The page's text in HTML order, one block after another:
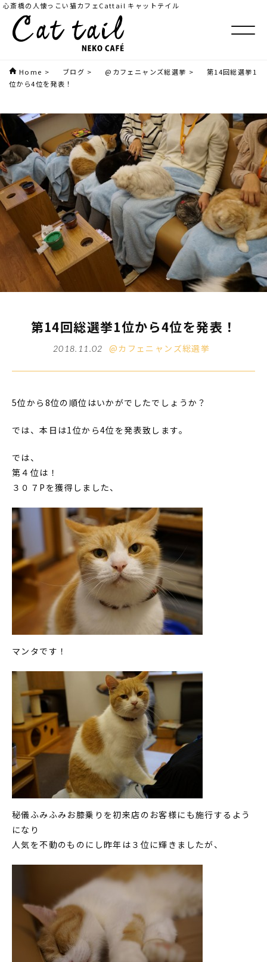
心斎橋の人懐っこい猫カフェCattail キャットテイル
Home > ブログ > @カフェニャンズ総選挙 >
第14回総選挙1
位から4位を発表！
第14回総選挙1位から4位を発表！
2018.11.02 @カフェニャンズ総選挙
5位から8位の順位はいかがでしたでしょうか？
では、本日は1位から4位を発表致します。
では、
第４位は！
３０７Pを獲得しました、
マンタです！
秘儀ふみふみお膝乗りを初来店のお客様にも施行するよう
になり
人気を不動のものにし昨年は３位に輝きましたが、